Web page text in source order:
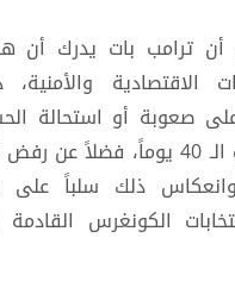
أن ترامب بات يدرك أن
الاقتصادية
صعوبة أو استحالة
في ظل تجربة حرب الـ 40 يوماً،
وانعكاس ذلك سلباً
الكونغرس